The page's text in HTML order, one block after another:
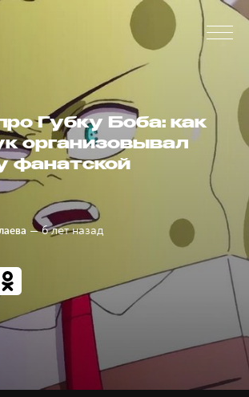
Губку Боба: как
организовывал
фанатской
— 6 лет назад